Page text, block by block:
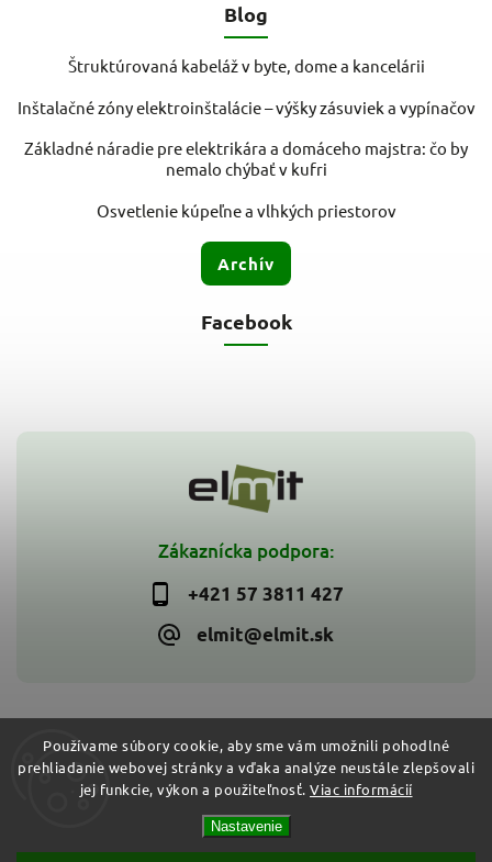
Používame súbory cookie, aby sme vám umožnili pohodlné
prehliadanie webovej stránky a vďaka analýze neustále zlepšovali
jej funkcie, výkon a použiteľnosť. Viac informácií
Nastavenie
Zákaznícka podpora:
+421 57 3811 427
elmit@elmit.sk
Blog
Štruktúrovaná kabeláž v byte, dome a kancelárii
Inštalačné zóny elektroinštalácie – výšky zásuviek a vypínačov
Základné náradie pre elektrikára a domáceho majstra: čo by
nemalo chýbať v kufri
Osvetlenie kúpeľne a vlhkých priestorov
Archív
Facebook
Copyright 2026ELMIT - Elektroinštalačný materiál, svietidlá.
Všetky práva vyhradené.
Shoptet| Design